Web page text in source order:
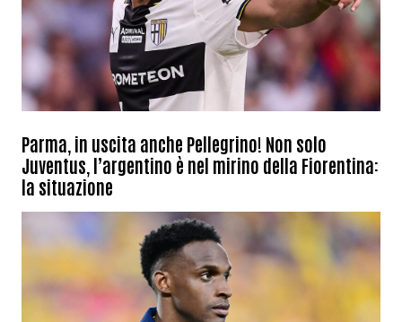
Parma, in uscita anche Pellegrino! Non solo
Juventus, l’argentino è nel mirino della Fiorentina:
la situazione